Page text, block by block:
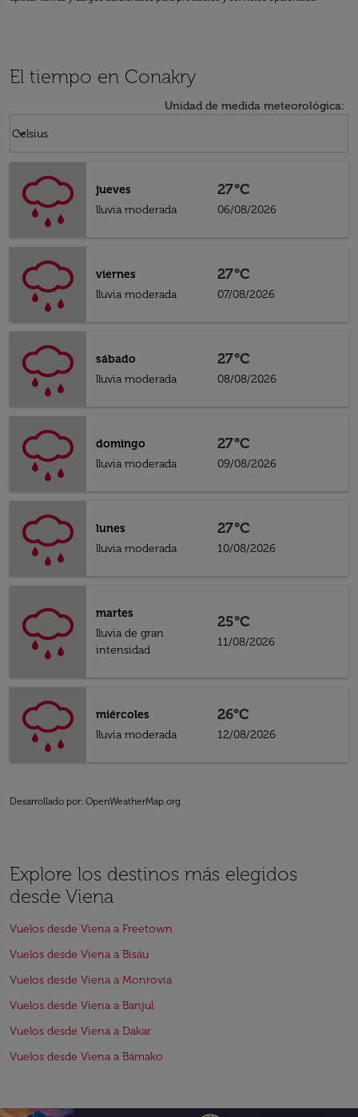
El tiempo en Conakry
Unidad de medida meteorológica:
Celsius
keyboard_arrow_down
jueves
lluvia moderada
27°C
06/08/2026
viernes
lluvia moderada
27°C
07/08/2026
sábado
lluvia moderada
27°C
08/08/2026
domingo
lluvia moderada
27°C
09/08/2026
lunes
lluvia moderada
27°C
10/08/2026
martes
lluvia de gran
intensidad
25°C
11/08/2026
miércoles
lluvia moderada
26°C
12/08/2026
Desarrollado por: OpenWeatherMap.org
Explore los destinos más elegidos
desde Viena
Vuelos desde Viena a Freetown
Vuelos desde Viena a Bisáu
Vuelos desde Viena a Monrovia
Vuelos desde Viena a Banjul
Vuelos desde Viena a Dakar
Vuelos desde Viena a Bámako